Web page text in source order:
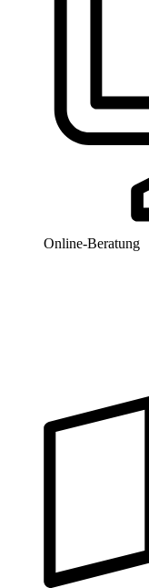
Online-Beratung